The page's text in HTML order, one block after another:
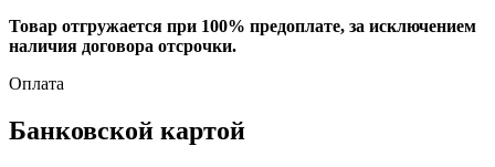
Товар отгружается при 100% предоплате, за исключением
наличия договора отсрочки.
Оплата
Банковской картой